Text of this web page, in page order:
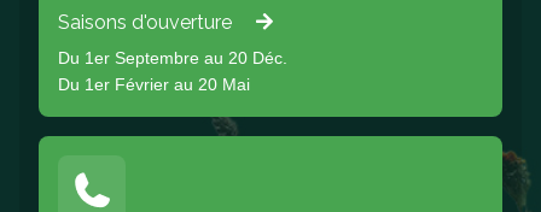
Saisons d'ouverture
Du 1er Septembre au 20 Déc.
Du 1er Février au 20 Mai